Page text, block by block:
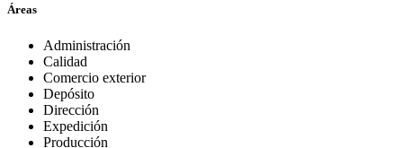
Áreas
Administración
Calidad
Comercio exterior
Depósito
Dirección
Expedición
Producción